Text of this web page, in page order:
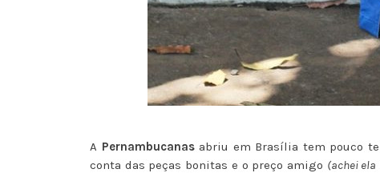
A Pernambucanasabriu em Brasília tem pouco
conta das peças bonitas e o preço amigo (achei